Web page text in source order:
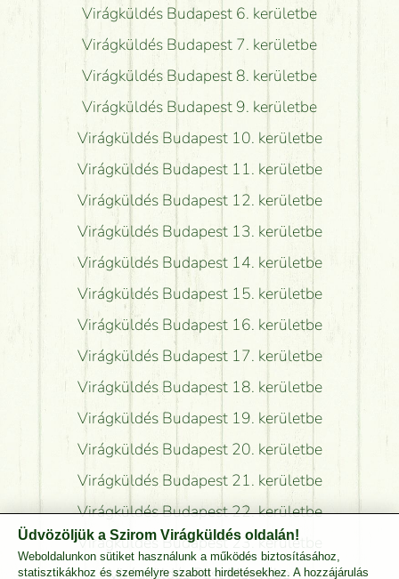
Virágküldés Budapest 6. kerületbe
Virágküldés Budapest 7. kerületbe
Virágküldés Budapest 8. kerületbe
Virágküldés Budapest 9. kerületbe
Virágküldés Budapest 10. kerületbe
Virágküldés Budapest 11. kerületbe
Virágküldés Budapest 12. kerületbe
Virágküldés Budapest 13. kerületbe
Virágküldés Budapest 14. kerületbe
Virágküldés Budapest 15. kerületbe
Virágküldés Budapest 16. kerületbe
Virágküldés Budapest 17. kerületbe
Virágküldés Budapest 18. kerületbe
Virágküldés Budapest 19. kerületbe
Virágküldés Budapest 20. kerületbe
Virágküldés Budapest 21. kerületbe
Virágküldés Budapest 22. kerületbe
Virágküldés Budapest 23. kerületbe
Virágküldés Pest Megyébe
Üdvözöljük a Szirom Virágküldés oldalán!
Weboldalunkon sütiket használunk a működés biztosításához,
statisztikákhoz és személyre szabott hirdetésekhez. A hozzájárulás